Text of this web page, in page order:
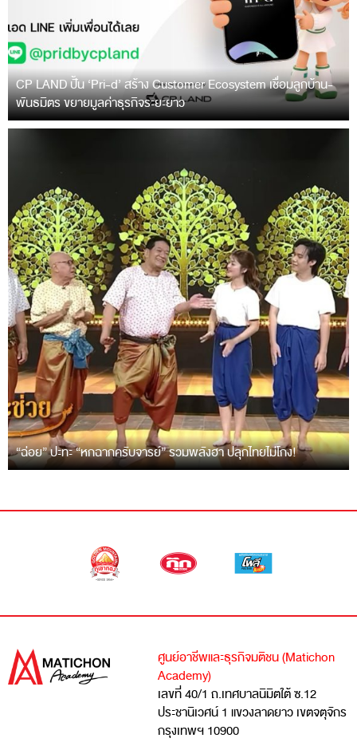
CP LAND ปั้น ‘Pri-d’ สร้าง Customer Ecosystem เชื่อมลูกบ้าน-
พันธมิตร ขยายมูลค่าธุรกิจระยะยาว
“ฉ่อย” ปะทะ “หกฉากครับจารย์” รวมพลังฮา ปลุกไทยไม่โกง!
ศูนย์อาชีพและธุรกิจมติชน (Matichon
Academy)
เลขที่ 40/1 ถ.เทศบาลนิมิตใต้ ซ.12
ประชานิเวศน์ 1 แขวงลาดยาว เขตจตุจักร
กรุงเทพฯ 10900